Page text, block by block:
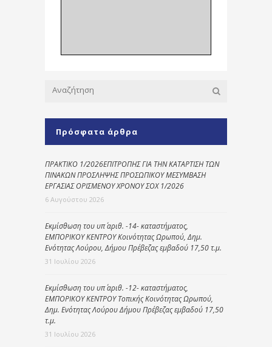
Πρόσφατα άρθρα
ΠΡΑΚΤΙΚΟ 1/2026ΕΠΙΤΡΟΠΗΣ ΓΙΑ ΤΗΝ ΚΑΤΑΡΤΙΣΗ ΤΩΝ
ΠΙΝΑΚΩΝ ΠΡΟΣΛΗΨΗΣ ΠΡΟΣΩΠΙΚΟΥ ΜΕΣΥΜΒΑΣΗ
ΕΡΓΑΣΙΑΣ ΟΡΙΣΜΕΝΟΥ ΧΡΟΝΟΥ ΣΟΧ 1/2026
6 Αυγούστου 2026
Εκμίσθωση του υπ΄ αριθ. -14- καταστήματος,
ΕΜΠΟΡΙΚΟΥ ΚΕΝΤΡΟΥ Κοινότητας Ωρωπού, Δημ.
Ενότητας Λούρου, Δήμου Πρέβεζας εμβαδού 17,50 τ.μ.
31 Ιουλίου 2026
Εκμίσθωση του υπ΄ αριθ. -12- καταστήματος,
ΕΜΠΟΡΙΚΟΥ ΚΕΝΤΡΟΥ Τοπικής Κοινότητας Ωρωπού,
Δημ. Ενότητας Λούρου Δήμου Πρέβεζας εμβαδού 17,50
τ.μ.
31 Ιουλίου 2026